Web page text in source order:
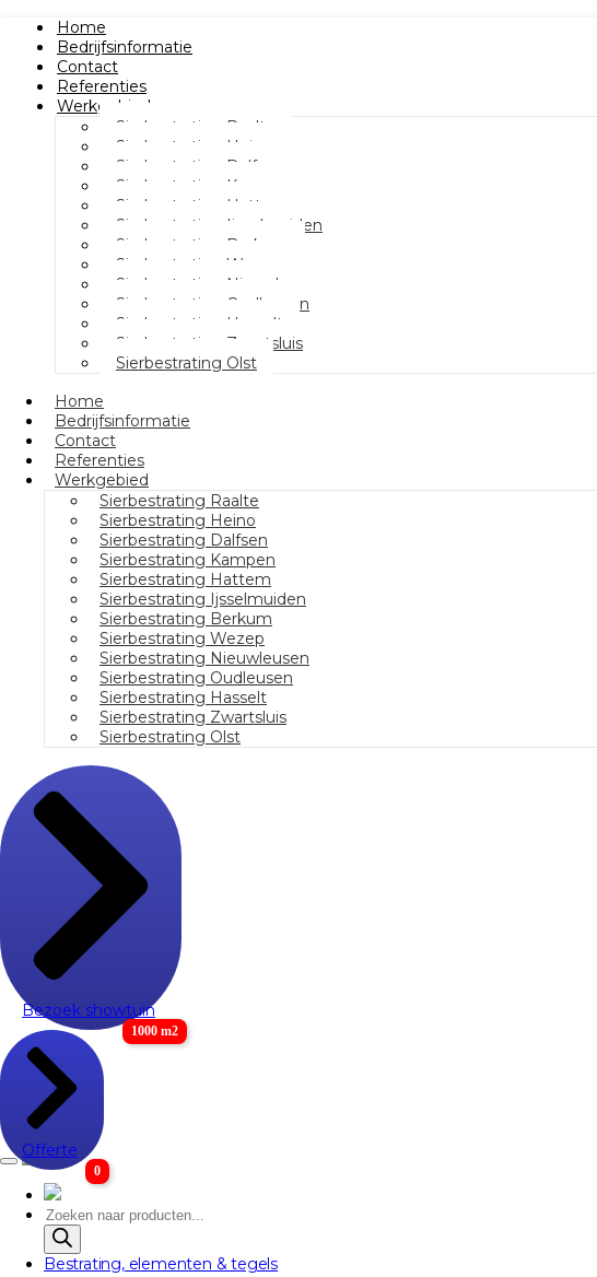
Home
Bedrijfsinformatie
Contact
Referenties
Werkgebied
Sierbestrating Raalte
Sierbestrating Heino
Sierbestrating Dalfsen
Sierbestrating Kampen
Sierbestrating Hattem
Sierbestrating Ijsselmuiden
Sierbestrating Berkum
Sierbestrating Wezep
Sierbestrating Nieuwleusen
Sierbestrating Oudleusen
Sierbestrating Hasselt
Sierbestrating Zwartsluis
Sierbestrating Olst
Home
Bedrijfsinformatie
Contact
Referenties
Werkgebied
Sierbestrating Raalte
Sierbestrating Heino
Sierbestrating Dalfsen
Sierbestrating Kampen
Sierbestrating Hattem
Sierbestrating Ijsselmuiden
Sierbestrating Berkum
Sierbestrating Wezep
Sierbestrating Nieuwleusen
Sierbestrating Oudleusen
Sierbestrating Hasselt
Sierbestrating Zwartsluis
Sierbestrating Olst
Bezoek showtuin
1000 m2
Offerte
0
Producten
zoeken
Bestrating, elementen & tegels